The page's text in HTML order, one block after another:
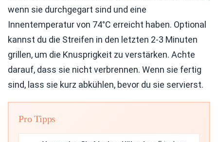
wenn sie durchgegart sind und eine
Innentemperatur von 74°C erreicht haben. Optional
kannst du die Streifen in den letzten 2-3 Minuten
grillen, um die Knusprigkeit zu verstärken. Achte
darauf, dass sie nicht verbrennen. Wenn sie fertig
sind, lass sie kurz abkühlen, bevor du sie servierst.
Pro Tipps